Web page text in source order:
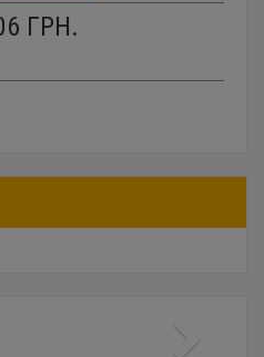
ГРН.